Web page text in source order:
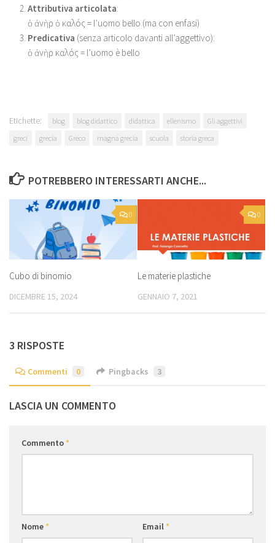
Attributiva articolata:
ὁ ἀνὴρ ὁ καλός = l’uomo bello (ma con enfasi)
Predicativa (senza articolo davanti all’aggettivo):
ὁ ἀνὴρ καλός = l’uomo è bello
Etichette: blog blog didattico didattica ellenismo
Gli aggettivi
greci
grecia Greco magna grecia scuola storia greca
POTREBBERO INTERESSARTI ANCHE...
0
Cubo di binomio
DICEMBRE 15, 2024
0
Le materie plastiche
GENNAIO 7, 2021
3 RISPOSTE
Commenti 0 Pingbacks 3
LASCIA UN COMMENTO
Commento*
Nome* Email*